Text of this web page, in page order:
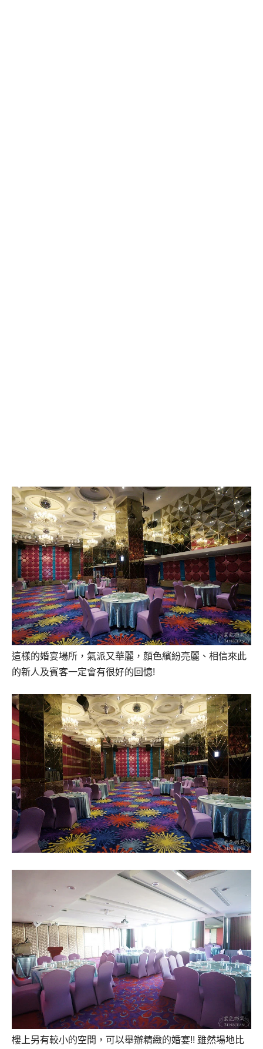
這樣的婚宴場所，氣派又華麗，顏色繽紛亮麗、相信來此
的新人及賓客一定會有很好的回憶!
樓上另有較小的空間，可以舉辦精緻的婚宴!! 雖然場地比